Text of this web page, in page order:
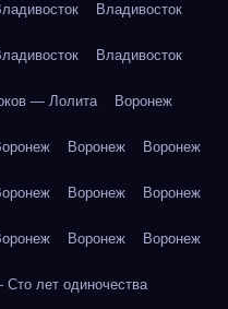
Владивосток
Владивосток
— Лолита Воронеж
Воронеж Воронеж
Воронеж Воронеж
Воронеж Воронеж
лет одиночества